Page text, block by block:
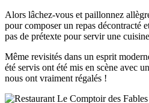
Alors lâchez-vous et paillonnez
pour composer un repas décontracté
pas de prétexte pour servir une
Même revisités dans un esprit
été servis ont été mis en scène avec
nous ont vraiment régalés !